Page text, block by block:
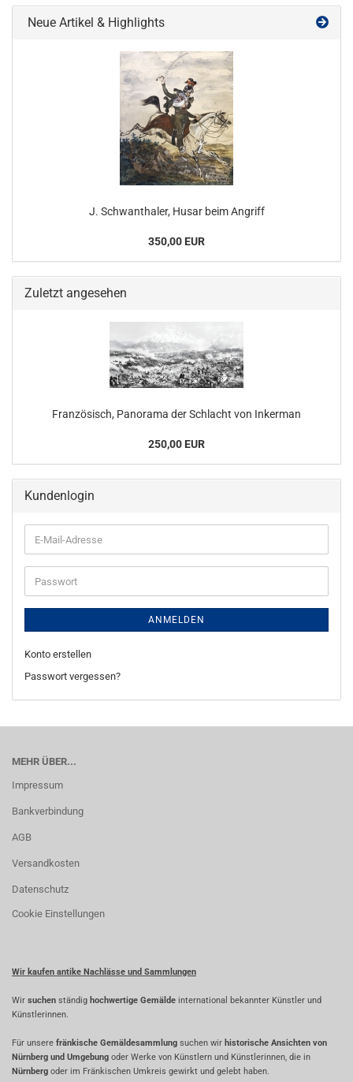
Neue Artikel & Highlights
J. Schwanthaler, Husar beim Angriff
350,00 EUR
Zuletzt angesehen
Französisch, Panorama der Schlacht von Inkerman
250,00 EUR
Kundenlogin
E-
Mail-
Adresse
Passwort
ANMELDEN
Konto erstellen
Passwort vergessen?
MEHR ÜBER...
Impressum
Bankverbindung
AGB
Versandkosten
Datenschutz
Cookie Einstellungen
Wir kaufen antike Nachlässe und Sammlungen
Wir suchen ständig hochwertige Gemälde international bekannter Künstler und
Künstlerinnen.
Für unsere fränkische Gemäldesammlung suchen wir historische Ansichten von
Nürnberg und Umgebung oder Werke von Künstlern und Künstlerinnen, die in
Nürnberg oder im Fränkischen Umkreis gewirkt und gelebt haben.